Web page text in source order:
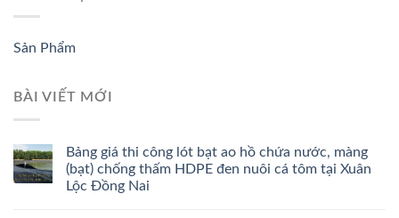
Sản Phẩm
BÀI VIẾT MỚI
Bảng giá thi công lót bạt ao hồ chứa nước, màng
(bạt) chống thấm HDPE đen nuôi cá tôm tại Xuân
Lộc Đồng Nai